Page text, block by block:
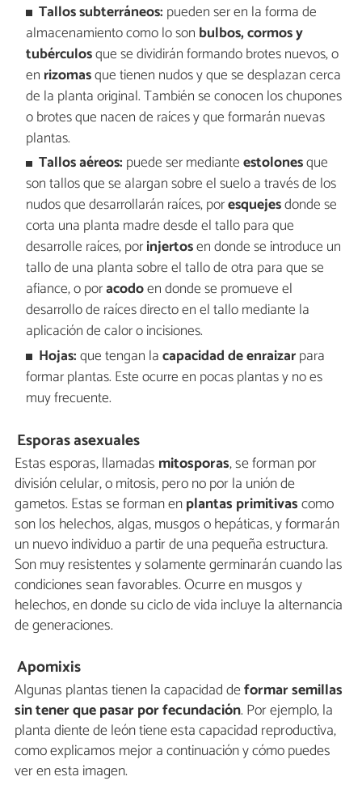
Tallos subterráneos: pueden ser en la forma de
almacenamiento como lo son bulbos, cormos y
tubérculosque se dividirán formando brotes nuevos, o
en rizomasque tienen nudos y que se desplazan cerca
de la planta original. También se conocen los chupones
o brotes que nacen de raíces y que formarán nuevas
plantas.
Tallos aéreos: puede ser medianteestolonesque
son tallos que se alargan sobre el suelo a través de los
nudos que desarrollarán raíces, poresquejesdonde se
corta una planta madre desde el tallo para que
desarrolle raíces, porinjertosen donde se introduce un
tallo de una planta sobre el tallo de otra para que se
afiance, o poracodoen donde se promueve el
desarrollo de raíces directo en el tallo mediante la
aplicación de calor o incisiones.
Hojas:que tengan lacapacidad de enraizarpara
formar plantas. Este ocurre en pocas plantas y no es
muy frecuente.
Esporas asexuales
Estas esporas, llamadas mitosporas, se forman por
división celular, o mitosis, pero no por la unión de
gametos. Estas se forman enplantas primitivascomo
son los helechos, algas, musgos o hepáticas, y formarán
un nuevo individuo a partir de una pequeña estructura.
Son muy resistentes y solamente germinarán cuando las
condiciones sean favorables. Ocurre en musgos y
helechos, en donde su ciclo de vida incluye la alternancia
de generaciones.
Apomixis
Algunas plantas tienen la capacidad deformar semillas
sin tener que pasar por fecundación. Por ejemplo, la
planta diente de león tiene esta capacidad reproductiva,
como explicamos mejor a continuación y cómo puedes
ver en esta imagen.